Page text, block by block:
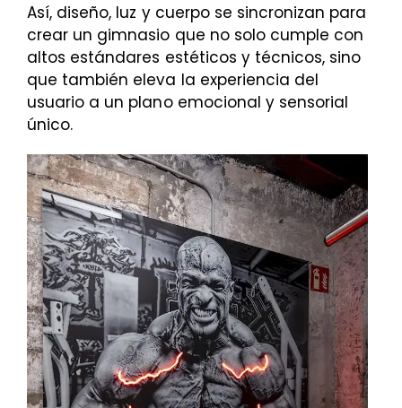
Así, diseño, luz y cuerpo se sincronizan para
crear un gimnasio que no solo cumple con
altos estándares estéticos y técnicos, sino
que también eleva la experiencia del
usuario a un plano emocional y sensorial
único.